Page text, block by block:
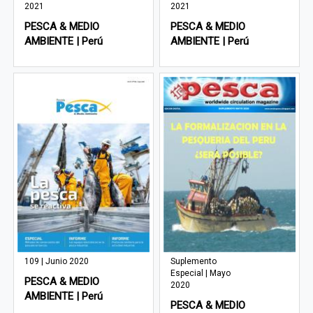
2021
PESCA & MEDIO
AMBIENTE | Perú
2021
PESCA & MEDIO
AMBIENTE | Perú
109 | Junio 2020
PESCA & MEDIO
AMBIENTE | Perú
Suplemento
Especial | Mayo
2020
PESCA & MEDIO